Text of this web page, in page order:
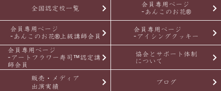
全国認定校一覧
会員専用ページ
-あんこのお花®
会員専用ページ
-あんこのお花®上級講師会員
会員専用ページ
-アイシングクッキー
会員専用ページ
-アートフラワー寿司™認定講
師会員
協会とサポート体制
について
販売・メディア
出演実績
ブログ